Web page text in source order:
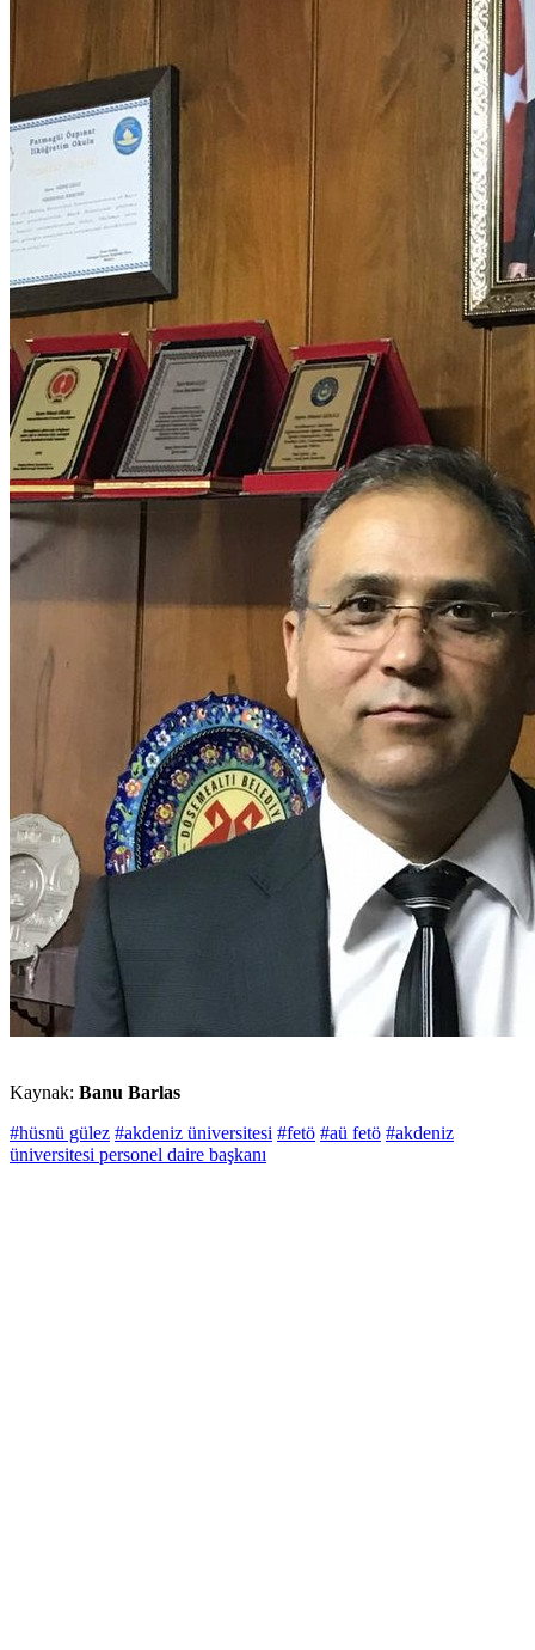
Kaynak: Banu Barlas
#hüsnü gülez #akdeniz üniversitesi #fetö #aü fetö #akdeniz
üniversitesi personel daire başkanı